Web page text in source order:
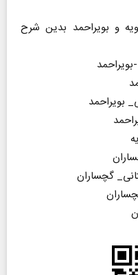
و بویراحمد بدین شرح